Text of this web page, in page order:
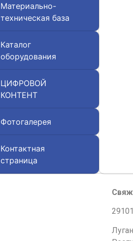
Материально-
техническая база
Каталог
оборудования
ЦИФРОВОЙ
КОНТЕНТ
Фотогалерея
Контактная
страница